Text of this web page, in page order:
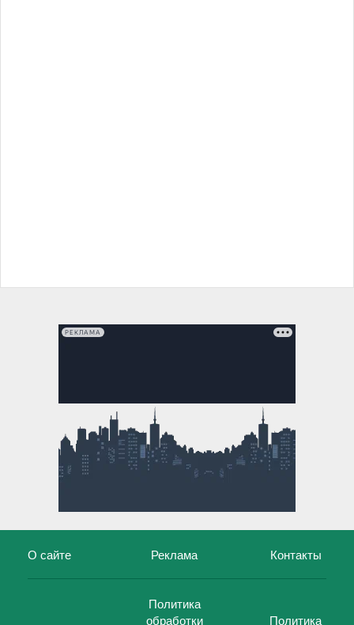
РЕКЛАМА
О сайте Реклама Контакты
Политика
обработки
Политика